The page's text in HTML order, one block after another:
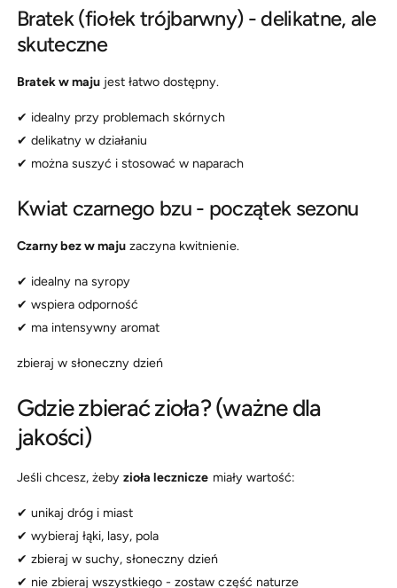
Bratek (fiołek trójbarwny) - delikatne, ale
skuteczne
Bratek w maju jest łatwo dostępny.
✔ idealny przy problemach skórnych
✔ delikatny w działaniu
✔ można suszyć i stosować w naparach
Kwiat czarnego bzu - początek sezonu
Czarny bez w maju zaczyna kwitnienie.
✔ idealny na syropy
✔ wspiera odporność
✔ ma intensywny aromat
zbieraj w słoneczny dzień
Gdzie zbierać zioła? (ważne dla
jakości)
Jeśli chcesz, żebyzioła lecznicze miały wartość:
✔ unikaj dróg i miast
✔ wybieraj łąki, lasy, pola
✔ zbieraj w suchy, słoneczny dzień
✔ nie zbieraj wszystkiego - zostaw część naturze